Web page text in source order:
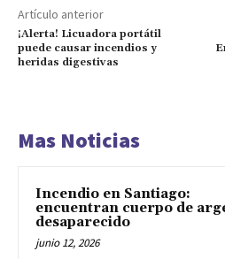
Artículo anterior
¡Alerta! Licuadora portátil
puede causar incendios y
heridas digestivas
Mas Noticias
Incendio en Santiago:
encuentran cuerpo de
desaparecido
junio 12, 2026